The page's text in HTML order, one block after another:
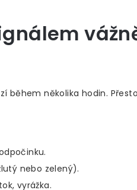
během několika hodin.
nebo zelený).
vyrážka.